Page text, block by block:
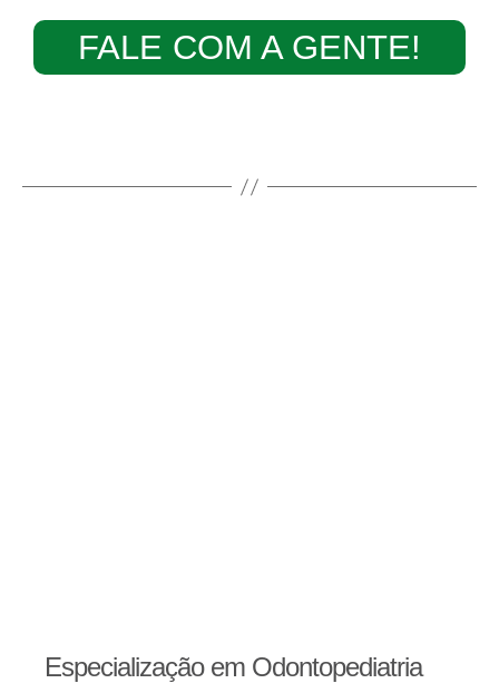
FALE COM A GENTE!
Especialização em Odontopediatria